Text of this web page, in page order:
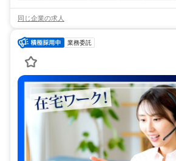
同じ企業の求人
業務委託